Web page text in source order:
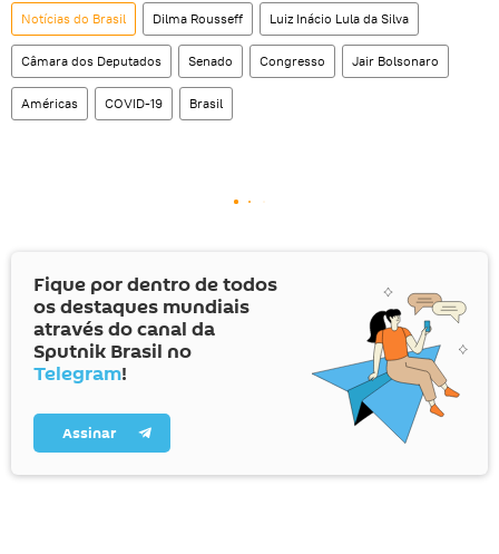
Notícias do Brasil Dilma Rousseff Luiz Inácio Lula da Silva
Câmara dos Deputados Senado Congresso Jair Bolsonaro
Américas COVID-19 Brasil
Fique por dentro de todos
os destaques mundiais
através do canal da
Sputnik Brasil no
Telegram!
Assinar